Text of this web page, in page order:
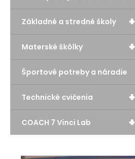
+
Základné a stredné školy
+
Materské škôlky
Športové potreby a náradie
+
Technické cvičenia
+
COACH 7 Vinci Lab